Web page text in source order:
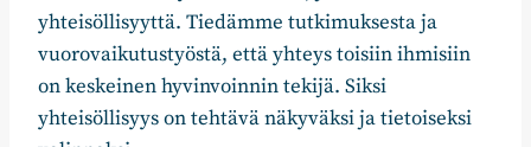
yhteisöllisyyttä. Tiedämme tutkimuksesta ja
vuorovaikutustyöstä, että yhteys toisiin ihmisiin
on keskeinen hyvinvoinnin tekijä. Siksi
yhteisöllisyys on tehtävä näkyväksi ja tietoiseksi